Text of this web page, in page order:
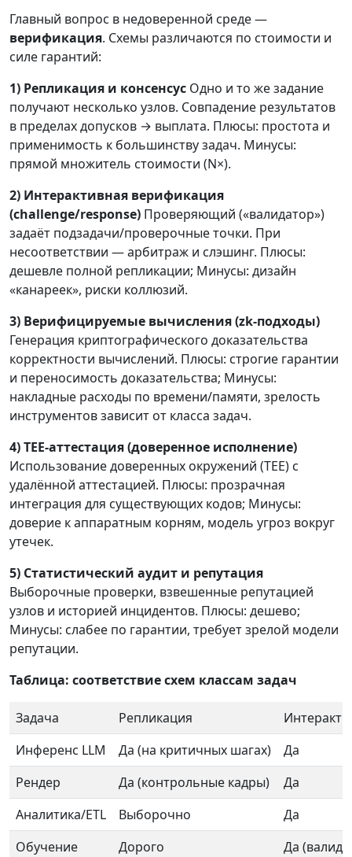
Главный вопрос в недоверенной среде —
верификация. Схемы различаются по стоимости и
силе гарантий:
1) Репликация и консенсус Одно и то же задание
получают несколько узлов. Совпадение результатов
в пределах допусков → выплата. Плюсы: простота и
применимость к большинству задач. Минусы:
прямой множитель стоимости (N×).
2) Интерактивная верификация
(challenge/response) Проверяющий («валидатор»)
задаёт подзадачи/проверочные точки. При
несоответствии — арбитраж и слэшинг. Плюсы:
дешевле полной репликации; Минусы: дизайн
«канареек», риски коллюзий.
3) Верифицируемые вычисления (zk-подходы)
Генерация криптографического доказательства
корректности вычислений. Плюсы: строгие гарантии
и переносимость доказательства; Минусы:
накладные расходы по времени/памяти, зрелость
инструментов зависит от класса задач.
4) TEE-аттестация (доверенное исполнение)
Использование доверенных окружений (TEE) с
удалённой аттестацией. Плюсы: прозрачная
интеграция для существующих кодов; Минусы:
доверие к аппаратным корням, модель угроз вокруг
утечек.
5) Статистический аудит и репутация
Выборочные проверки, взвешенные репутацией
узлов и историей инцидентов. Плюсы: дешево;
Минусы: слабее по гарантии, требует зрелой модели
репутации.
Таблица: соответствие схем классам задач
Задача Репликация
Инференс LLM
Да (на критичных шагах)
Да
Рендер
Да (контрольные кадры)
Да
Аналитика/ETL
Выборочно
Да
Обучение
Дорого Да